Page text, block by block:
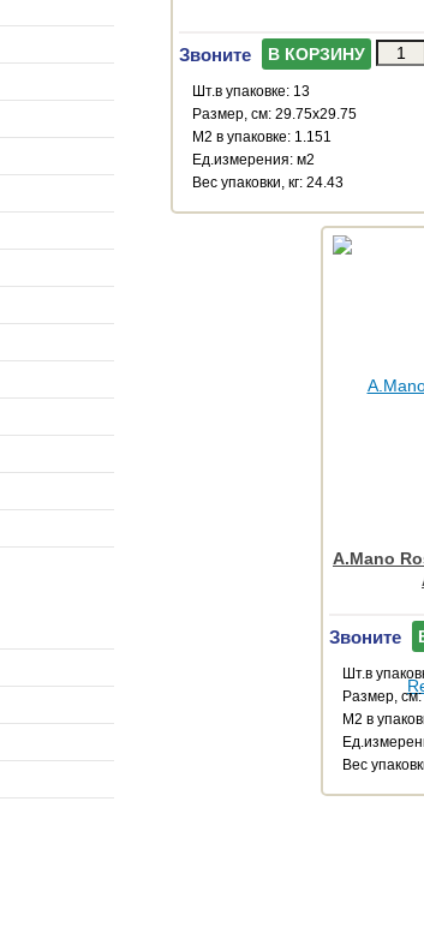
Звоните В КОРЗИНУ
Шт.в упаковке: 13
Размер, см: 29.75x29.75
М2 в упаковке: 1.151
Ед.измерения: м2
Веc упаковки, кг: 24.43
A.Mano
Звоните
Шт.в
Размер,
М2 в
Веc